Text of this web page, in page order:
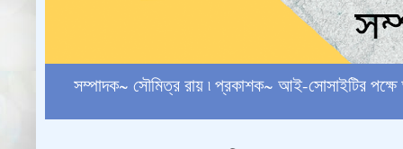
সম্পাদক~ সৌমিত্র রায় ৷ প্রকাশক~ আই-সোসাইটির